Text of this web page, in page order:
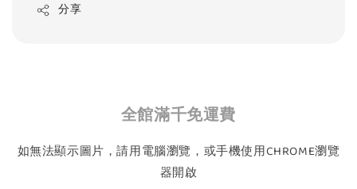
分享
全館滿千免運費
如無法顯示圖片，請用電腦瀏覽，或手機使用CHROME瀏覽
器開啟